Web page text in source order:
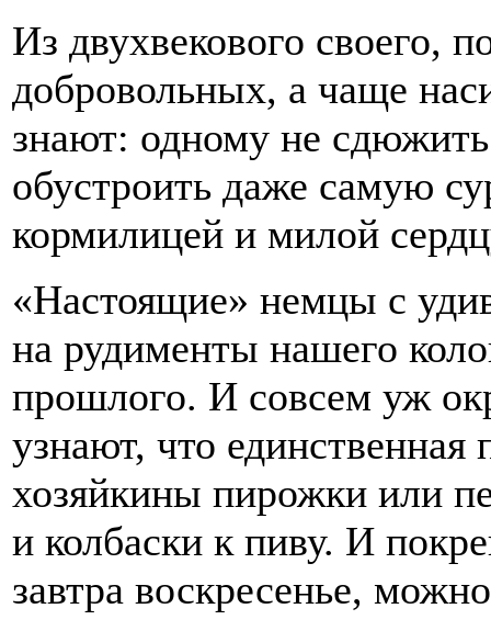
Из двухвекового своего,
добровольных, а чаще
знают: одному не
обустроить даже самую
кормилицей и милой
«Настоящие» немцы с
на рудименты нашего
прошлого. И совсем уж
узнают, что единственная
хозяйкины пирожки или
и колбаски к пиву. И
завтра воскресенье,